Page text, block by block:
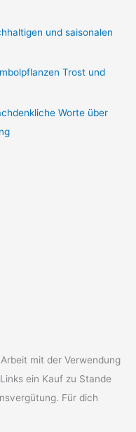
und saisonalen
Trost und
Worte über
mit der Verwendung
ein Kauf zu Stande
Für dich